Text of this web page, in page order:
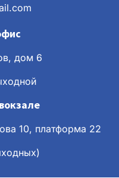
дом 6
10, платформа 22